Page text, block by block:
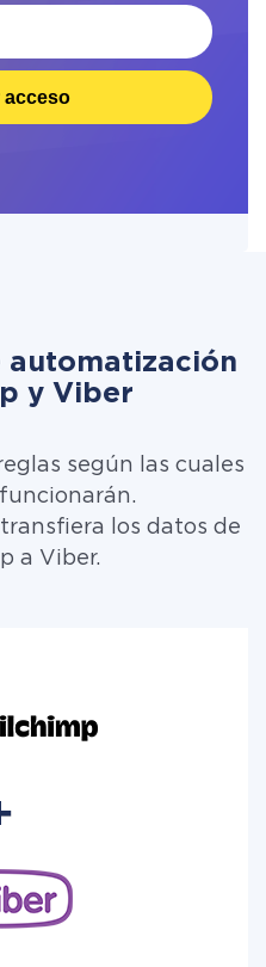
acceso
automatización
y Viber
según las cuales
los datos de
a Viber.